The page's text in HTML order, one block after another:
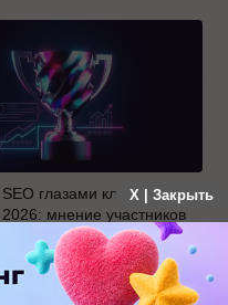
SEO глазами клиентов
2026: мнение участников
о развитии отрасли и
результатах рейтинга.
Часть 2
X | Закрыть